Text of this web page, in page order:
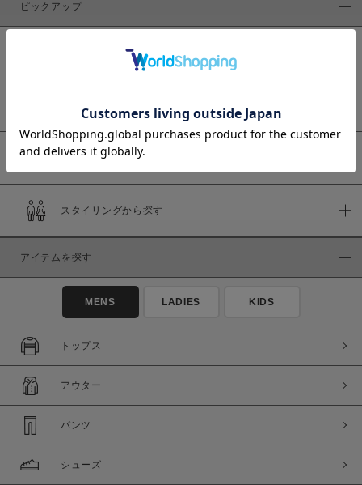
商品タイプ
通常商品
セール価格
在庫
在庫あり
ピックアップ
予約商品
スタイリングから探す
アイテムを探す
MENS LADIES KIDS
トップス
アウター
パンツ
シューズ